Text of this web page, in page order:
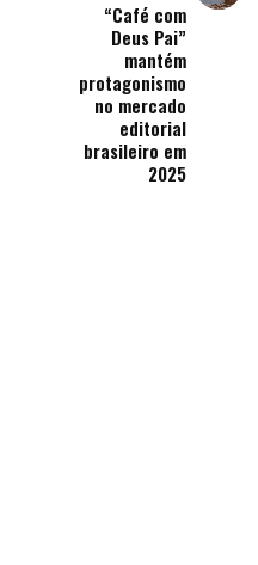
“Café com
Deus Pai”
mantém
protagonismo
no mercado
editorial
brasileiro em
2025